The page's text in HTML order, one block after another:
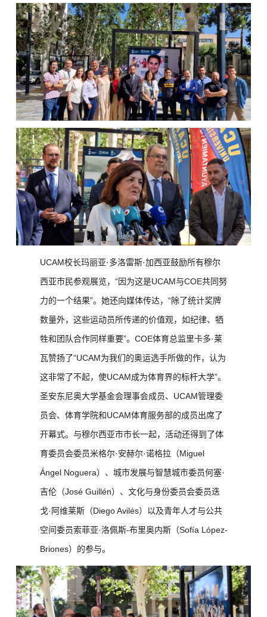
UCAM校长玛丽亚·多洛雷斯·加西亚鼓励所有穆尔
西亚市民参观展览，“因为这是UCAM与COE共同努
力的一个结果”。她还向媒体传达，“除了统计奖牌
数量外，这些运动员所传递的价值观，如纪律、牺
牲和团队合作同样重要”。COE体育总监里卡多·莱
瓦赞扬了“UCAM为我们的奥运选手所做的作，认为
这非常了不起，使UCAM成为体育界的标杆大学”。
圣安东尼奥大学基金会理事会成员、UCAM管理委
员会、体育学院和UCAM体育服务部的成员出席了
开幕式。与穆尔西亚市市长一起，活动还得到了体
育委员会委员米格尔·安赫尔·诺格拉（Miguel
Ángel Noguera）、城市发展与智慧城市委员何塞·
吉伦（José Guillén）、文化与身份委员会委员迭
戈·阿维莱斯（Diego Avilés）以及青年人才与公共
空间委员索菲亚·洛佩斯-布里奥内斯（Sofía López-
Briones）的参与。